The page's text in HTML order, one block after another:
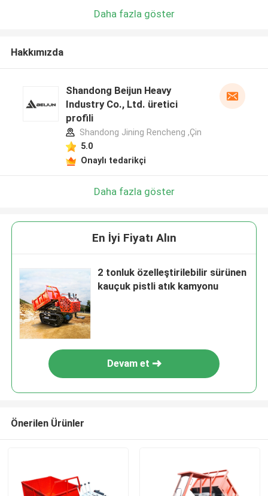
Daha fazla göster
Hakkımızda
Shandong Beijun Heavy
Industry Co., Ltd. üretici
profili
Shandong Jining Rencheng ,Çin
5.0
Onaylı tedarikçi
Daha fazla göster
En İyi Fiyatı Alın
2 tonluk özelleştirilebilir sürünen
kauçuk pistli atık kamyonu
Devam et
Önerilen Ürünler